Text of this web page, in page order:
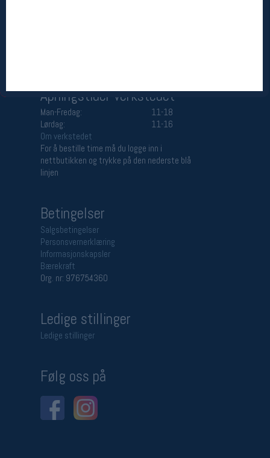
Åpningstider verkstedet
Man-Fredag:
11-18
Lørdag:
11-16
Om verkstedet
For å bestille time må du logge inn i
nettbutikken og trykke på den nederste blå
linjen
Betingelser
Salgsbetingelser
Personsvernerklæring
Informasjonskapsler
Bærekraft
Org. nr: 976754360
Ledige stillinger
Ledige stillinger
Følg oss på